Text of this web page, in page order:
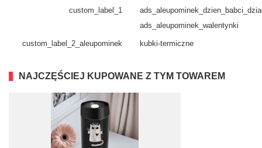
custom_label_1
ads_aleupominek_walentynki
custom_​label_​2_aleupominek kubki-termiczne
NAJCZĘŚCIEJ KUPOWANE Z TYM TOWAREM